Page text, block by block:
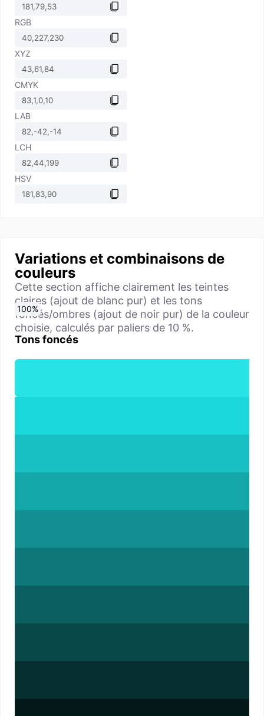
RGB
XYZ
CMYK
LAB
LCH
HSV
Variations et combinaisons de
couleurs
Cette section affiche clairement les teintes
claires (ajout de blanc pur) et les tons
foncés/ombres (ajout de noir pur) de la couleur
choisie, calculés par paliers de 10 %.
Tons foncés
0%
10%
20%
30%
40%
50%
60%
70%
80%
90%
100%